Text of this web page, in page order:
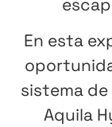
En esta
sistema
Aquila